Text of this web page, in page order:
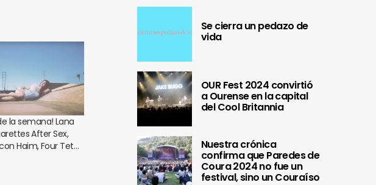
la semana! Lana
After Sex,
Haim, Four Tet…
Se cierra un pedazo de
vida
OUR Fest 2024 convirtió
a Ourense en la capital
del Cool Britannia
Nuestra crónica
confirma que Paredes de
Coura 2024 no fue un
festival, sino un Couraíso